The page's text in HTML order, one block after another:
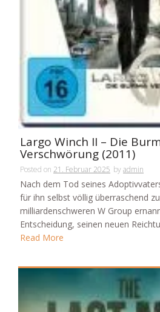
Largo Winch II – Die
Verschwörung (2011)
Posted on 21. Februar 2025 byadmin
Nach dem Tod seines
für ihn selbst völlig überraschend
milliardenschweren W Group
Entscheidung, seinen neuen
Read More